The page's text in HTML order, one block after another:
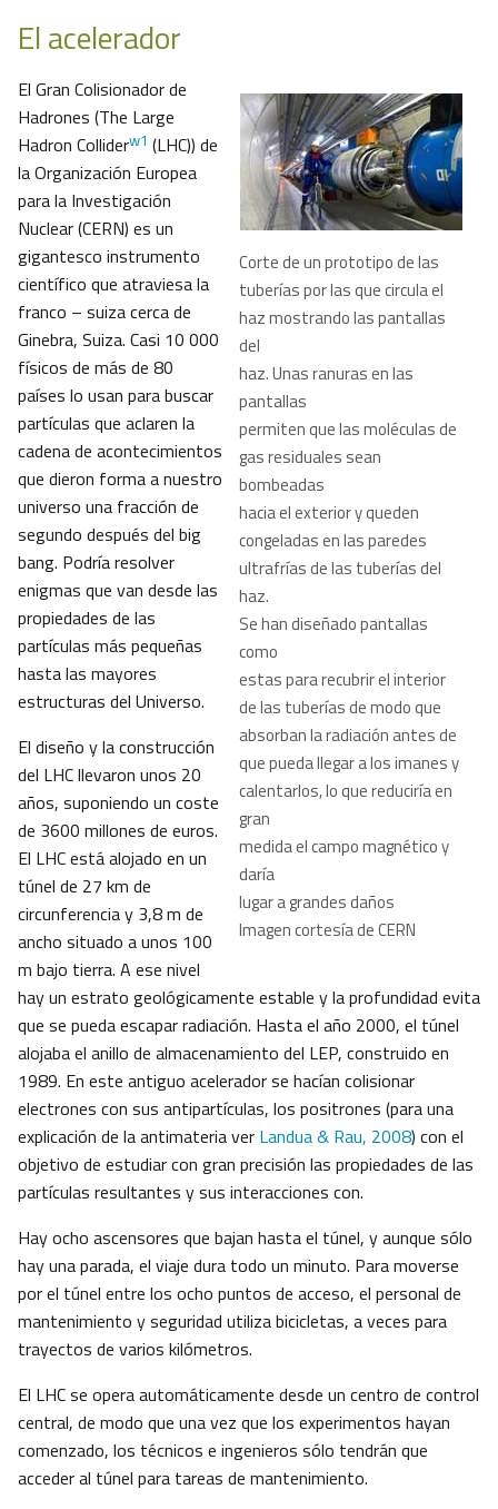
El acelerador
Corte de un prototipo de las
tuberías por las que circula el
haz mostrando las pantallas
del
haz. Unas ranuras en las
pantallas
permiten que las moléculas de
gas residuales sean
bombeadas
hacia el exterior y queden
congeladas en las paredes
ultrafrías de las tuberías del
haz.
Se han diseñado pantallas
como
estas para recubrir el interior
de las tuberías de modo que
absorban la radiación antes de
que pueda llegar a los imanes y
calentarlos, lo que reduciría en
gran
medida el campo magnético y
daría
lugar a grandes daños
Imagen cortesía de CERN
El Gran Colisionador de
Hadrones (The Large
Hadron Colliderw1 (LHC)) de
la Organización Europea
para la Investigación
Nuclear (CERN) es un
gigantesco instrumento
científico que atraviesa la
franco – suiza cerca de
Ginebra, Suiza. Casi 10 000
físicos de más de 80
países lo usan para buscar
partículas que aclaren la
cadena de acontecimientos
que dieron forma a nuestro
universo una fracción de
segundo después del big
bang. Podría resolver
enigmas que van desde las
propiedades de las
partículas más pequeñas
hasta las mayores
estructuras del Universo.
El diseño y la construcción
del LHC llevaron unos 20
años, suponiendo un coste
de 3600 millones de euros.
El LHC está alojado en un
túnel de 27 km de
circunferencia y 3,8 m de
ancho situado a unos 100
m bajo tierra. A ese nivel
hay un estrato geológicamente estable y la profundidad evita
que se pueda escapar radiación. Hasta el año 2000, el túnel
alojaba el anillo de almacenamiento del LEP, construido en
1989. En este antiguo acelerador se hacían colisionar
electrones con sus antipartículas, los positrones (para una
explicación de la antimateria ver Landua & Rau, 2008) con el
objetivo de estudiar con gran precisión las propiedades de las
partículas resultantes y sus interacciones con.
Hay ocho ascensores que bajan hasta el túnel, y aunque sólo
hay una parada, el viaje dura todo un minuto. Para moverse
por el túnel entre los ocho puntos de acceso, el personal de
mantenimiento y seguridad utiliza bicicletas, a veces para
trayectos de varios kilómetros.
El LHC se opera automáticamente desde un centro de control
central, de modo que una vez que los experimentos hayan
comenzado, los técnicos e ingenieros sólo tendrán que
acceder al túnel para tareas de mantenimiento.